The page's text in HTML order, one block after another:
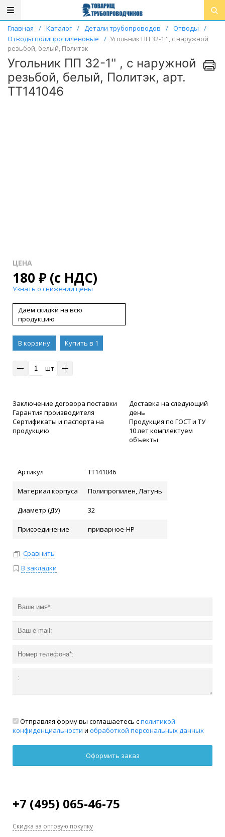
Главная / Каталог / Детали трубопроводов / Отводы
/
Отводы полипропиленовые
/ Угольник ПП 32-1'' , с наружной
резьбой, белый, Политэк
Угольник ПП 32-1'' , с наружной
резьбой, белый, Политэк, арт.
ТТ141046
ЦЕНА
180 ₽(с НДС)
Узнать о снижении цены
Даём скидки на всю
продукцию
В корзину
Купить в 1
шт
Заключение договора поставки
Гарантия производителя
Сертификаты и паспорта на
продукцию
Доставка на следующий
день
Продукция по ГОСТ и ТУ
10 лет комплектуем
объекты
Артикул ТТ141046
Материал корпуса Полипропилен, Латунь
Диаметр (ДУ) 32
Присоединение приварное-НР
Сравнить
В закладки
Отправляя форму вы соглашаетесь сполитикой
конфиденциальности и обработкой персональных данных
+7 (495) 065-46-75
Скидка за оптовую покупку